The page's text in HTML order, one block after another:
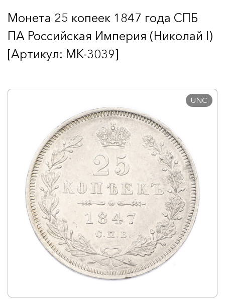
Монета 25 копеек 1847 года СПБ
ПА Российская Империя (Николай I)
[Артикул: MK-3039]
UNC